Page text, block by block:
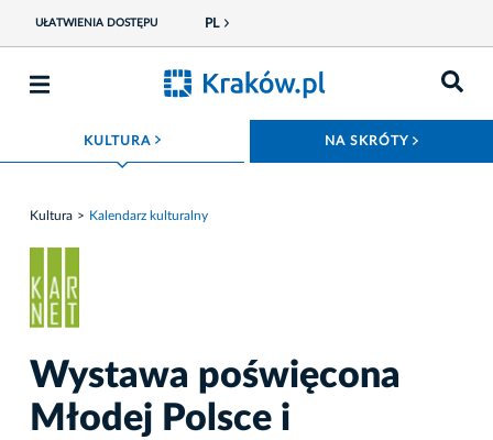
UŁATWIENIA DOSTĘPU PL
KULTURA ROZWIŃ MENU NA SKRÓTY
Kultura Kalendarz kulturalny
Wystawa poświęcona
Młodej Polsce i